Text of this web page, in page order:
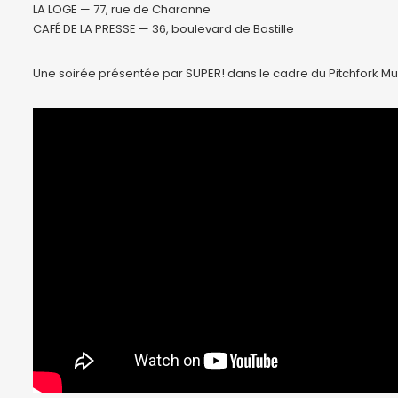
LA LOGE — 77, rue de Charonne
CAFÉ DE LA PRESSE — 36, boulevard de Bastille
Une soirée présentée par SUPER! dans le cadre du Pitchfork